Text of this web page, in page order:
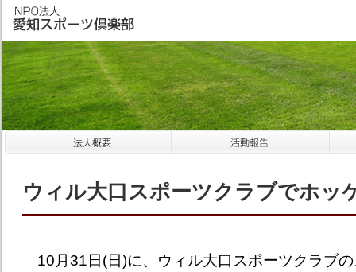
ウィル大口スポーツクラブでホッ
10月31日(日)に、ウィル大口スポーツクラブ